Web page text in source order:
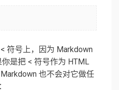
符号上，因为 Markdown
是把 < 符号作为 HTML
也不会对它做任